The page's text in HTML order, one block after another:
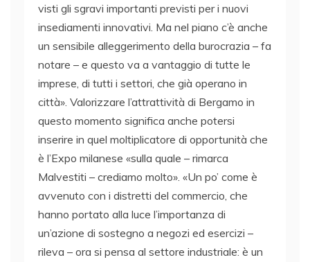
visti gli sgravi importanti previsti per i nuovi
insediamenti innovativi. Ma nel piano c’è anche
un sensibile alleggerimento della burocrazia – fa
notare – e questo va a vantaggio di tutte le
imprese, di tutti i settori, che già operano in
città». Valorizzare l’attrattività di Bergamo in
questo momento significa anche potersi
inserire in quel moltiplicatore di opportunità che
è l’Expo milanese «sulla quale – rimarca
Malvestiti – crediamo molto». «Un po’ come è
avvenuto con i distretti del commercio, che
hanno portato alla luce l’importanza di
un’azione di sostegno a negozi ed esercizi –
rileva – ora si pensa al settore industriale: è un